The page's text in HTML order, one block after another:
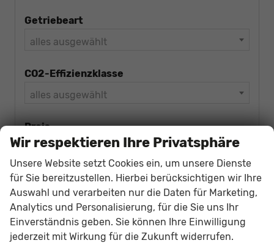
Getriebeart
alles ausgewählt
CO2-Effizienzklasse
alles ausgewählt
Preis
Anzahl der Türen
Ausstattung
Wir respektieren Ihre Privatsphäre
Unsere Website setzt Cookies ein, um unsere Dienste
für Sie bereitzustellen. Hierbei berücksichtigen wir Ihre
Auswahl und verarbeiten nur die Daten für Marketing,
Analytics und Personalisierung, für die Sie uns Ihr
Einverständnis geben. Sie können Ihre Einwilligung
jederzeit mit Wirkung für die Zukunft widerrufen.